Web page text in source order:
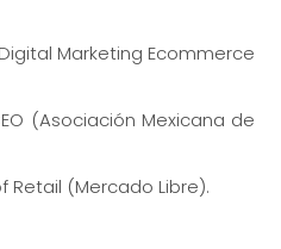
Marketing Ecommerce
(Asociación Mexicana de
Retail (Mercado Libre).